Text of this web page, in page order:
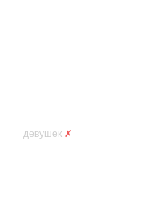
девушек ✗